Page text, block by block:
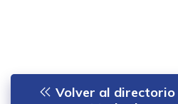
Volver al directorio